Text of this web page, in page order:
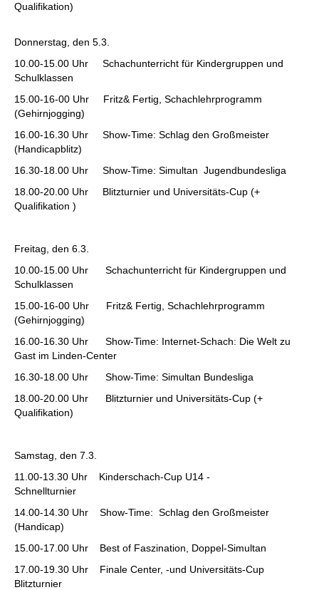
Qualifikation)
Donnerstag, den 5.3.
10.00-15.00 Uhr Schachunterricht für Kindergruppen und
Schulklassen
15.00-16-00 Uhr Fritz& Fertig, Schachlehrprogramm
(Gehirnjogging)
16.00-16.30 Uhr Show-Time: Schlag den Großmeister
(Handicapblitz)
16.30-18.00 Uhr Show-Time: Simultan Jugendbundesliga
18.00-20.00 Uhr Blitzturnier und Universitäts-Cup (+
Qualifikation )
Freitag, den 6.3.
10.00-15.00 Uhr Schachunterricht für Kindergruppen und
Schulklassen
15.00-16-00 Uhr Fritz& Fertig, Schachlehrprogramm
(Gehirnjogging)
16.00-16.30 Uhr Show-Time: Internet-Schach: Die Welt zu
Gast im Linden-Center
16.30-18.00 Uhr Show-Time: Simultan Bundesliga
18.00-20.00 Uhr Blitzturnier und Universitäts-Cup (+
Qualifikation)
Samstag, den 7.3.
11.00-13.30 Uhr Kinderschach-Cup U14 -
Schnellturnier
14.00-14.30 Uhr Show-Time: Schlag den Großmeister
(Handicap)
15.00-17.00 Uhr Best of Faszination, Doppel-Simultan
17.00-19.30 Uhr Finale Center, -und Universitäts-Cup
Blitzturnier